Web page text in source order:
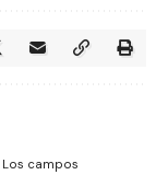
Los campos